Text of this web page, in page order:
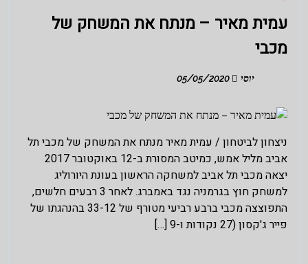
עמית מאיר – מנתח את המשחק של
מכבי
יוסי
ניצחון לביטחון / עמית מאיר מנתח את המשחק של מכבי תל
אביב מליל אמש, כמיטב המסורת ב-12 באוקטובר 2017
יצאה מכבי תל אביב למשחקה הראשון בעונת היורוליג
למשחק חוץ בגרמניה נגד באמברג. לאחר 3 רבעים חלשים,
התפוצצה מכבי ברבע רביעי מטורף של 33-12 בהנהגתו של
פייר ג'קסון (27 נקודות ו-9 […]